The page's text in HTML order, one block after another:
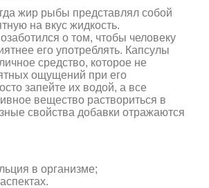
жир рыбы представлял собой
на вкус жидкость.
о том, чтобы человеку
его употреблять. Капсулы
средство, которое не
ощущений при его
запейте их водой, а все
вещество раствориться в
свойства добавки отражаются
в организме;